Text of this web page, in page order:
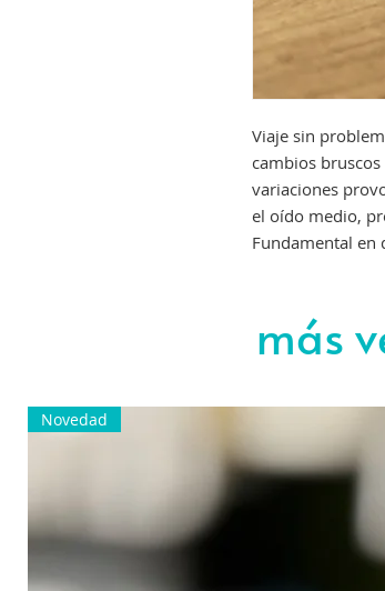
Viaje sin
cambios
variaciones
el oído medio,
Fundamental en
más
Novedad